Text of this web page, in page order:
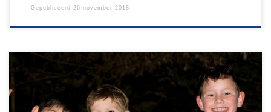
Gepubliceerd 26 november 2018
Wij zijn de jongens uit groep 3, 4 en 5 van de basisschool. Elke